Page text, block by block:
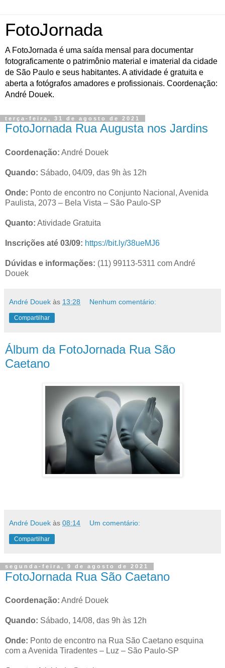
FotoJornada
A FotoJornada é uma saída mensal para documentar
fotograficamente o patrimônio material e imaterial da cidade
de São Paulo e seus habitantes. A atividade é gratuita e
aberta a fotógrafos amadores e profissionais. Coordenação:
André Douek.
terça-feira, 31 de agosto de 2021
FotoJornada Rua Augusta nos Jardins
Coordenação: André Douek
Quando: Sábado, 04/09, das 9h às 12h
Onde: Ponto de encontro no Conjunto Nacional, Avenida
Paulista, 2073 – Bela Vista – São Paulo-SP
Quanto: Atividade Gratuita
Inscrições até 03/09: https://bit.ly/38ueMJ6
Dúvidas e informações: (11) 99113-5311 com André
Douek
André Douek às 13:28 Nenhum comentário:
Compartilhar
Álbum da FotoJornada Rua São
Caetano
André Douek às 08:14 Um comentário:
Compartilhar
segunda-feira, 9 de agosto de 2021
FotoJornada Rua São Caetano
Coordenação: André Douek
Quando: Sábado, 14/08, das 9h às 12h
Onde: Ponto de encontro na Rua São Caetano esquina
com a Avenida Tiradentes – Luz – São Paulo-SP